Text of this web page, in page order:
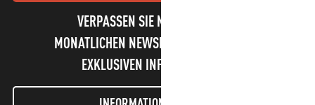
VERPASSEN SIE NICHT UNSEREN
MONATLICHEN NEWSLETTER UND UNSERE
EXKLUSIVEN INFORMATIONEN!